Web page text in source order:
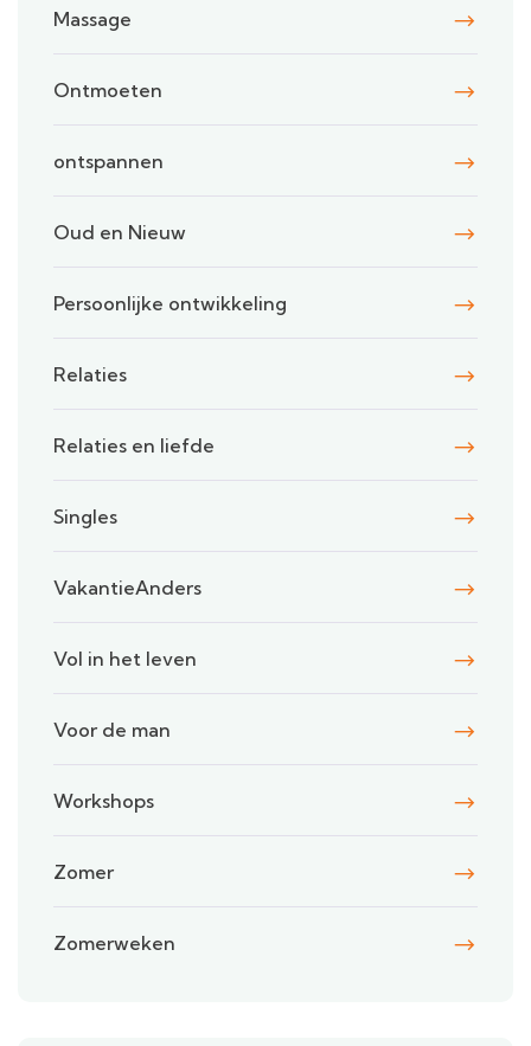
Massage
Ontmoeten
ontspannen
Oud en Nieuw
Persoonlijke ontwikkeling
Relaties
Relaties en liefde
Singles
VakantieAnders
Vol in het leven
Voor de man
Workshops
Zomer
Zomerweken